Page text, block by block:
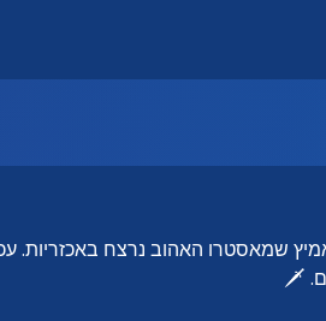
שמאסטרו האהוב נרצח באכזריות.
🗡️